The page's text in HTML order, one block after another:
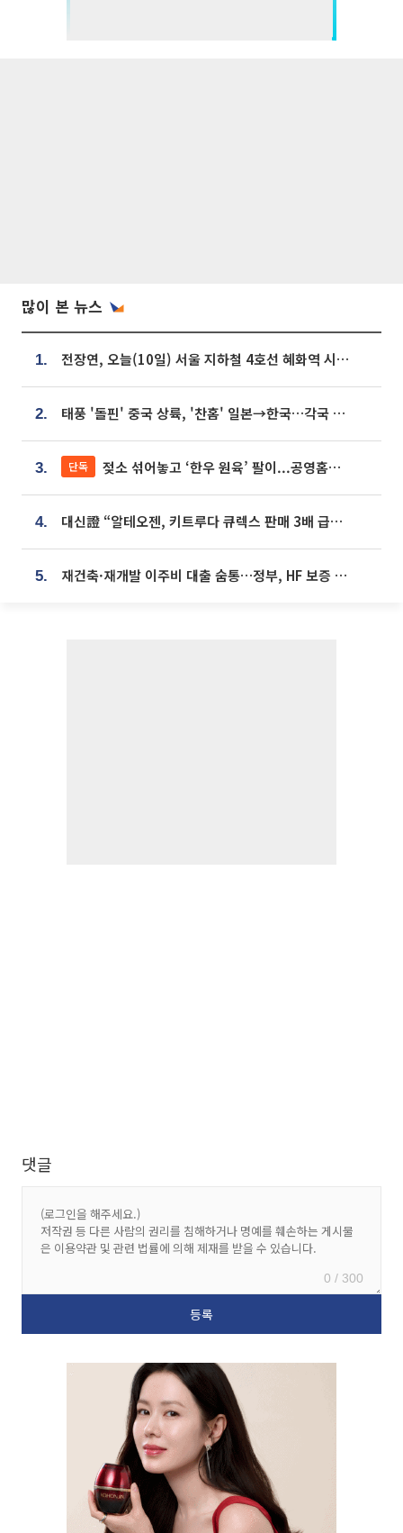
많이 본 뉴스
1. 전장연, 오늘(10일) 서울 지하철 4호선 혜화역 시위…1호선 용산역 무정차
2. 태풍 '돌핀' 중국 상륙, '찬홈' 일본→한국…각국 기상청 예상 경로는?
3. 단독 젖소 섞어놓고 ‘한우 원육’ 팔이...공영홈쇼핑 표기·검증 구멍
4. 대신證 “알테오젠, 키트루다 큐렉스 판매 3배 급증…목표가 41만원 상향”
5. 재건축·재개발 이주비 대출 숨통…정부, HF 보증 신설 추진
댓글
0 / 300